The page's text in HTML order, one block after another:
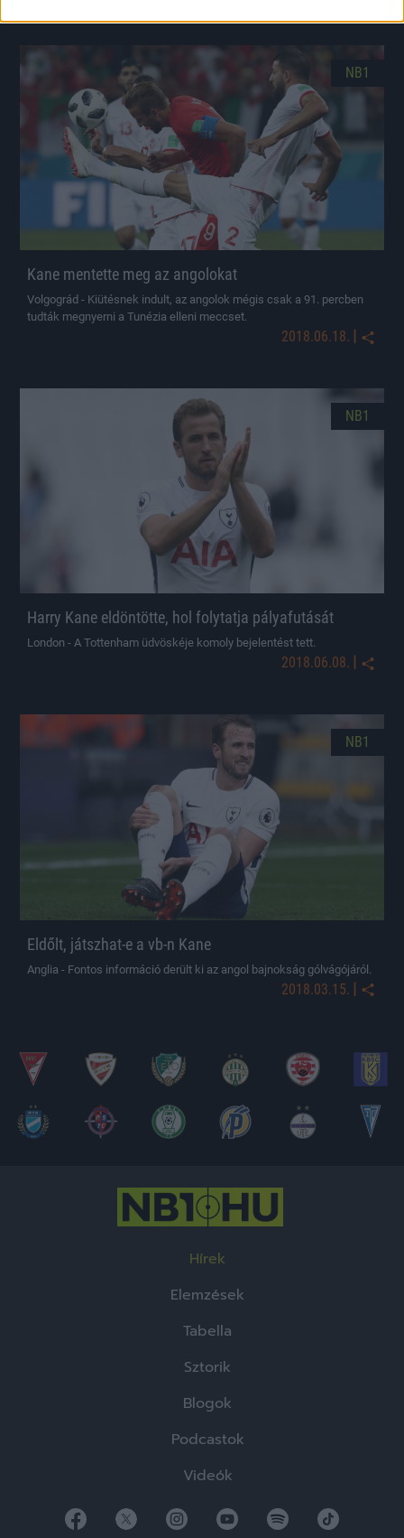
NB1
Kane mentette meg az angolokat
Volgográd - Kiütésnek indult, az angolok mégis csak a 91. percben
tudták megnyerni a Tunézia elleni meccset.
2018.06.18. |
NB1
Harry Kane eldöntötte, hol folytatja pályafutását
London - A Tottenham üdvöskéje komoly bejelentést tett.
2018.06.08. |
NB1
Eldőlt, játszhat-e a vb-n Kane
Anglia - Fontos információ derült ki az angol bajnokság gólvágójáról.
2018.03.15. |
Hírek
Elemzések
Tabella
Sztorik
Blogok
Podcastok
Videók